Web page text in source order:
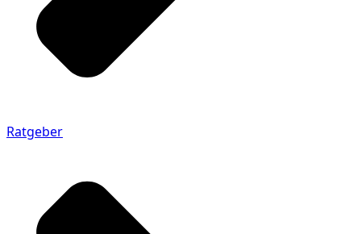
Ratgeber